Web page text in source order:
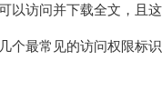
以访问并下载全文，且
个最常见的访问权限标